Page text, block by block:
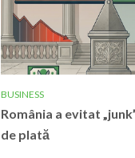
BUSINESS
România a evitat
de plată